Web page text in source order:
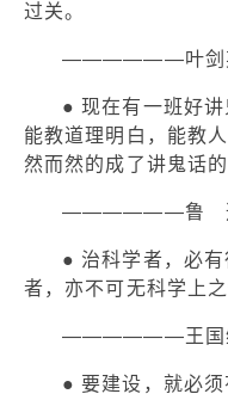
过关。
——————叶剑
● 现在有一班好
能教道理明白，能教
然而然的成了讲鬼话的
——————鲁
● 治科学者，必
者，亦不可无科学上之
——————王国
● 要建设，就必须